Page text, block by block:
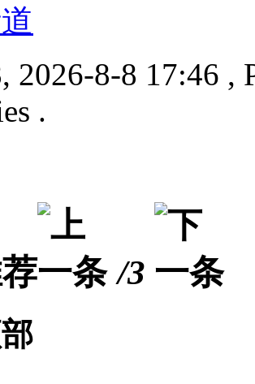
2026-8-8 17:46 ,
.
/3